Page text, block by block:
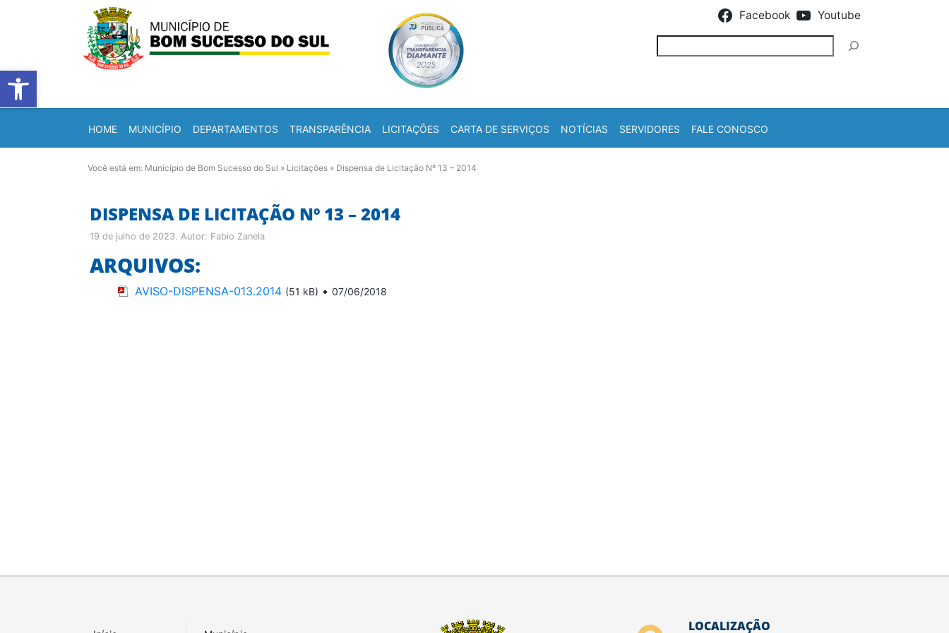
Barra de Ferramentas Aberta
Facebook Youtube
HOME MUNICÍPIO DEPARTAMENTOS TRANSPARÊNCIA LICITAÇÕES CARTA DE SERVIÇOS NOTÍCIAS SERVIDORES FALE CONOSCO
Você está em: Município de Bom Sucesso do Sul » Licitações » Dispensa de Licitação Nº 13 – 2014
DISPENSA DE LICITAÇÃO Nº 13 – 2014
19 de julho de 2023. Autor: Fabio Zanela
ARQUIVOS:
AVISO-DISPENSA-013.2014 (51 kB) • 07/06/2018
LOCALIZAÇÃO